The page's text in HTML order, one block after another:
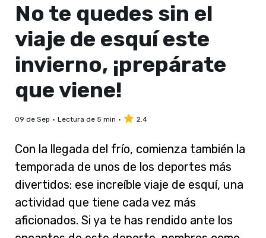
No te quedes sin el
viaje de esquí este
invierno, ¡prepárate
que viene!
09 de Sep Lectura de 5 min 2.4
Con la llegada del frío, comienza también la
temporada de unos de los deportes más
divertidos: ese increíble viaje de esquí, una
actividad que tiene cada vez más
aficionados. Si ya te has rendido ante los